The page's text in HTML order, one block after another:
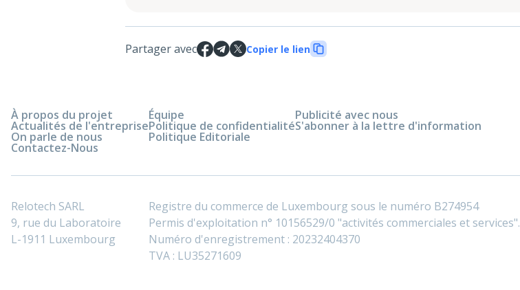
Partager avec Copier le lien
À propos du projet
Actualités de l'entreprise
On parle de nous
Contactez-Nous
Équipe
Politique de confidentialité
Politique Editoriale
Publicité avec nous
S'abonner à la lettre d'information
Relotech SARL
9, rue du Laboratoire
L-1911 Luxembourg
Registre du commerce de Luxembourg sous le numéro B274954
Permis d'exploitation n° 10156529/0 "activités commerciales et services".
Numéro d'enregistrement : 20232404370
TVA : LU35271609